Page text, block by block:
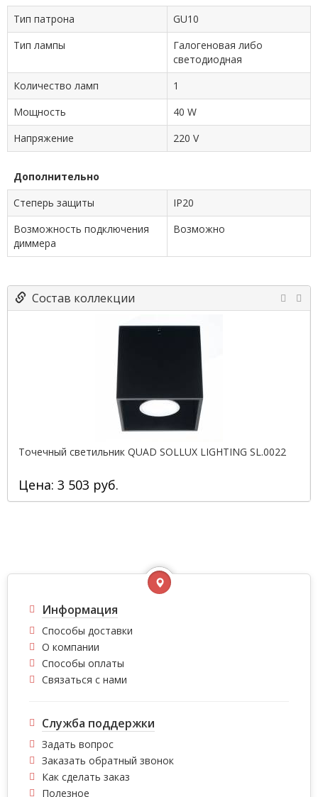
Тип патрона
GU10
Тип лампы
Галогеновая либо
светодиодная
Количество ламп
1
Мощность
40 W
Напряжение
220 V
Дополнительно
Степерь защиты
IP20
Возможность подключения
диммера
Возможно
Состав коллекции
Точечный светильник QUAD SOLLUX LIGHTING SL.0022
Цена: 3 503 руб.
Информация
Способы доставки
О компании
Способы оплаты
Связаться с нами
Служба поддержки
Задать вопрос
Заказать обратный звонок
Как сделать заказ
Полезное